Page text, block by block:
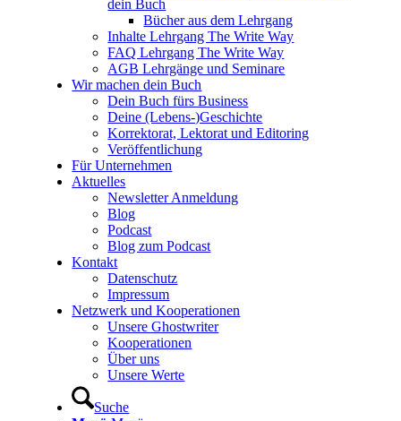
dein Buch
Bücher aus dem Lehrgang
Inhalte Lehrgang The Write Way
FAQ Lehrgang The Write Way
AGB Lehrgänge und Seminare
Wir machen dein Buch
Dein Buch fürs Business
Deine (Lebens-)Geschichte
Korrektorat, Lektorat und Editoring
Veröffentlichung
Für Unternehmen
Aktuelles
Newsletter Anmeldung
Blog
Podcast
Blog zum Podcast
Kontakt
Datenschutz
Impressum
Netzwerk und Kooperationen
Unsere Ghostwriter
Kooperationen
Über uns
Unsere Werte
Suche